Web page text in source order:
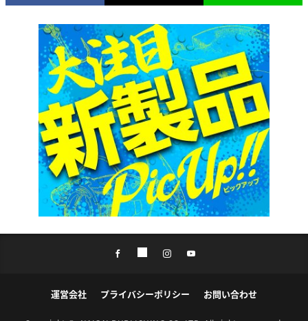
運営会社 プライバシーポリシー お問い合わせ